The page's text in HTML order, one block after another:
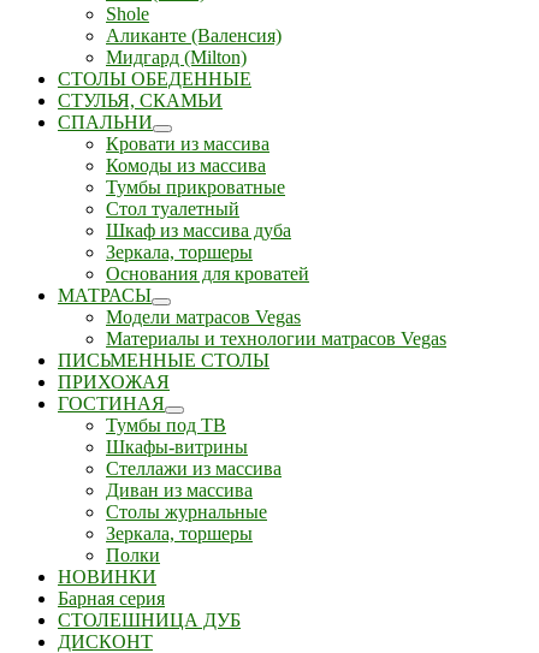
Shole
Аликанте (Валенсия)
Мидгард (Milton)
СТОЛЫ ОБЕДЕННЫЕ
СТУЛЬЯ, СКАМЬИ
СПАЛЬНИ
Кровати из массива
Комоды из массива
Тумбы прикроватные
Стол туалетный
Шкаф из массива дуба
Зеркала, торшеры
Основания для кроватей
МАТРАСЫ
Модели матрасов Vegas
Материалы и технологии матрасов Vegas
ПИСЬМЕННЫЕ СТОЛЫ
ПРИХОЖАЯ
ГОСТИНАЯ
Тумбы под ТВ
Шкафы-витрины
Стеллажи из массива
Диван из массива
Столы журнальные
Зеркала, торшеры
Полки
НОВИНКИ
Барная серия
СТОЛЕШНИЦА ДУБ
ДИСКОНТ